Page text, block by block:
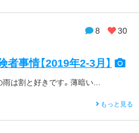
8 30
事情【2019年2-3月】
は割と好きです。薄暗い...
もっと見る